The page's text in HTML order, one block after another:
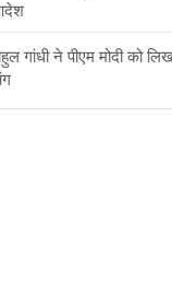
गांधी ने पीएम मोदी को